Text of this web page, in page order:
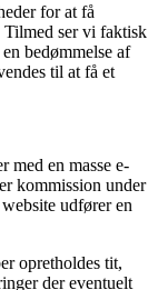
for at få
ser vi faktisk
bedømmelse af
til at få et
med en masse e-
kommission under
udfører en
opretholdes tit,
der eventuelt